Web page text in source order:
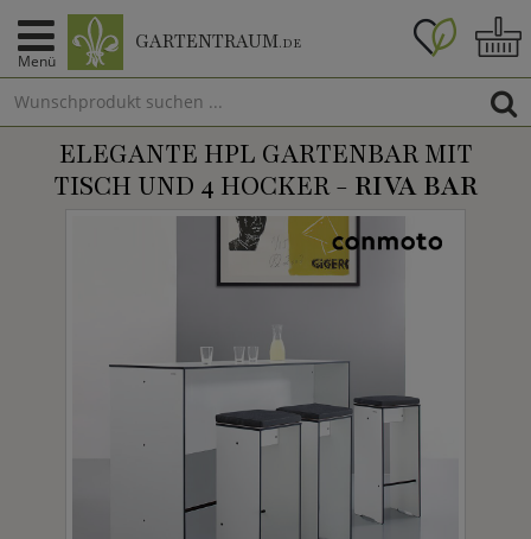
Menü
GARTENTRAUM.DE
ELEGANTE HPL GARTENBAR MIT
TISCH UND 4 HOCKER - RIVA BAR